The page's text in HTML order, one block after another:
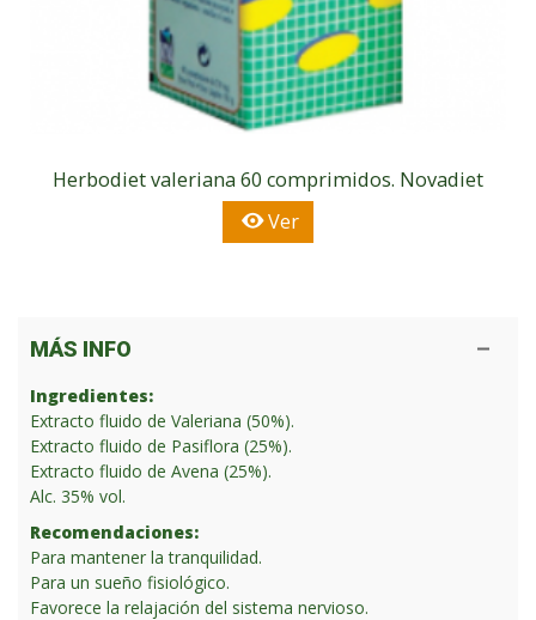
Herbodiet valeriana 60 comprimidos. Novadiet
Ver
MÁS INFO
Ingredientes:
Extracto fluido de Valeriana (50%).
Extracto fluido de Pasiflora (25%).
Extracto fluido de Avena (25%).
Alc. 35% vol.
Recomendaciones:
Para mantener la tranquilidad.
Para un sueño fisiológico.
Favorece la relajación del sistema nervioso.